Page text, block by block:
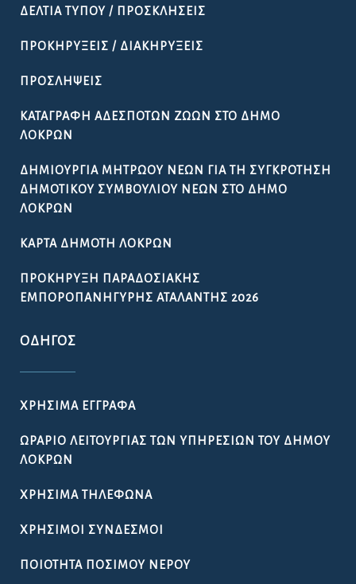
ΔΕΛΤΊΑ ΤΎΠΟΥ / ΠΡΟΣΚΛΉΣΕΙΣ
ΠΡΟΚΗΡΎΞΕΙΣ / ΔΙΑΚΗΡΎΞΕΙΣ
ΠΡΟΣΛΉΨΕΙΣ
ΚΑΤΑΓΡΑΦΉ ΑΔΈΣΠΟΤΩΝ ΖΏΩΝ ΣΤΟ ΔΉΜΟ
ΛΟΚΡΏΝ
ΔΗΜΙΟΥΡΓΊΑ ΜΗΤΡΏΟΥ ΝΈΩΝ ΓΙΑ ΤΗ ΣΥΓΚΡΌΤΗΣΗ
ΔΗΜΟΤΙΚΟΎ ΣΥΜΒΟΥΛΊΟΥ ΝΈΩΝ ΣΤΟ ΔΉΜΟ
ΛΟΚΡΏΝ
ΚΆΡΤΑ ΔΗΜΌΤΗ ΛΟΚΡΏΝ
ΠΡΟΚΉΡΥΞΗ ΠΑΡΑΔΟΣΙΑΚΉΣ
ΕΜΠΟΡΟΠΑΝΉΓΥΡΗΣ ΑΤΑΛΆΝΤΗΣ 2026
ΟΔΗΓΌΣ
ΧΡΉΣΙΜΑ ΈΓΓΡΑΦΑ
ΩΡΆΡΙΟ ΛΕΙΤΟΥΡΓΊΑΣ ΤΩΝ ΥΠΗΡΕΣΙΏΝ ΤΟΥ ΔΉΜΟΥ
ΛΟΚΡΏΝ
ΧΡΉΣΙΜΑ ΤΗΛΈΦΩΝΑ
ΧΡΉΣΙΜΟΙ ΣΎΝΔΕΣΜΟΙ
ΠΟΙΌΤΗΤΑ ΠΌΣΙΜΟΥ ΝΕΡΟΎ